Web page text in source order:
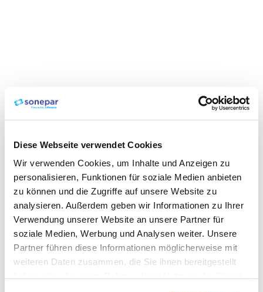
Diese Webseite verwendet Cookies
Wir verwenden Cookies, um Inhalte und Anzeigen zu
personalisieren, Funktionen für soziale Medien anbieten
zu können und die Zugriffe auf unsere Website zu
analysieren. Außerdem geben wir Informationen zu Ihrer
Verwendung unserer Website an unsere Partner für
soziale Medien, Werbung und Analysen weiter. Unsere
Partner führen diese Informationen möglicherweise mit
weiteren Daten zusammen, die Sie ihnen bereitgestellt